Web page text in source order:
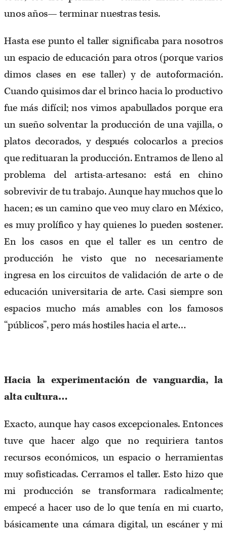
unos años— terminar nuestras tesis.
Hasta ese punto el taller significaba para nosotros
un espacio de educación para otros (porque varios
dimos clases en ese taller) y de autoformación.
Cuando quisimos dar el brinco hacia lo productivo
fue más difícil; nos vimos apabullados porque era
un sueño solventar la producción de una vajilla, o
platos decorados, y después colocarlos a precios
que redituaran la producción. Entramos de lleno al
problema del artista-artesano: está en chino
sobrevivir de tu trabajo. Aunque hay muchos que lo
hacen; es un camino que veo muy claro en México,
es muy prolífico y hay quienes lo pueden sostener.
En los casos en que el taller es un centro de
producción he visto que no necesariamente
ingresa en los circuitos de validación de arte o de
educación universitaria de arte. Casi siempre son
espacios mucho más amables con los famosos
“públicos”, pero más hostiles hacia el arte…
Hacia la experimentación de vanguardia, la
alta cultura…
Exacto, aunque hay casos excepcionales. Entonces
tuve que hacer algo que no requiriera tantos
recursos económicos, un espacio o herramientas
muy sofisticadas. Cerramos el taller. Esto hizo que
mi producción se transformara radicalmente;
empecé a hacer uso de lo que tenía en mi cuarto,
básicamente una cámara digital, un escáner y mi